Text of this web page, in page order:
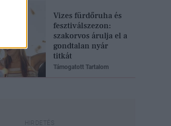
Vizes fürdőruha és
fesztiválszezon:
szakorvos árulja el a
gondtalan nyár
titkát
Támogatott Tartalom